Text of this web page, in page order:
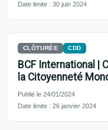
Date limite : 30 juin 2024
CLÔTURÉE CDD
BCF International |
la Citoyenneté
Publié le 24/01/2024
Date limite : 26 janvier 2024